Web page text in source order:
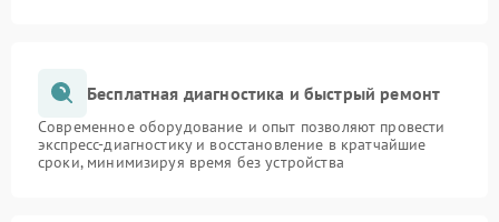
Бесплатная диагностика и быстрый ремонт
Современное оборудование и опыт позволяют провести
экспресс-диагностику и восстановление в кратчайшие
сроки, минимизируя время без устройства